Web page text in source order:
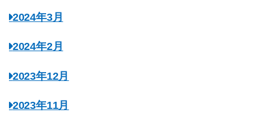
2024年3月
2024年2月
2023年12月
2023年11月